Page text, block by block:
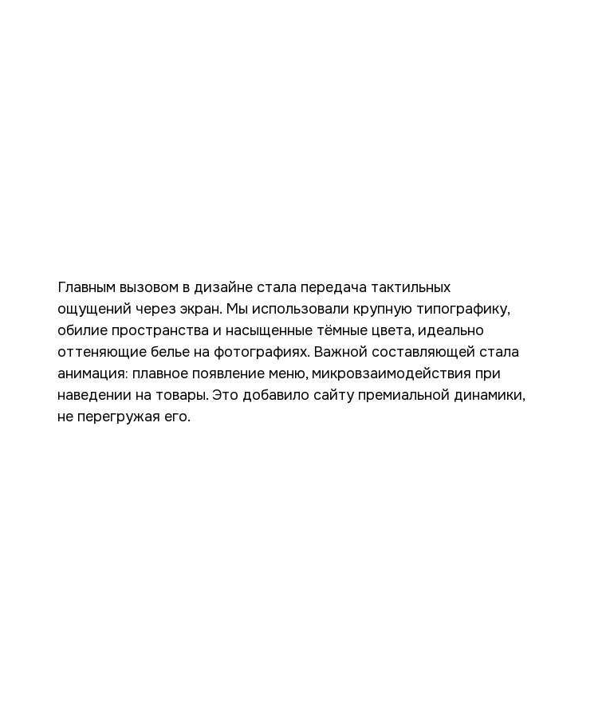
Главным вызовом в дизайне стала передача тактильных
ощущений через экран. Мы использовали крупную типографику,
обилие пространства и насыщенные тёмные цвета, идеально
оттеняющие белье на фотографиях. Важной составляющей стала
анимация: плавное появление меню, микровзаимодействия при
наведении на товары. Это добавило сайту премиальной динамики,
не перегружая его.